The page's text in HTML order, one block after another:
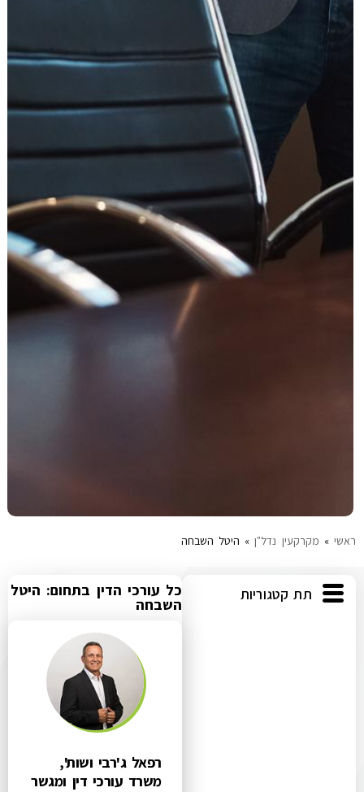
ראשי » מקרקעין נדל"ן» היטל השבחה
תת קטגוריות כל עורכי הדין בתחום: היטל
השבחה
רפאל ג'רבי ושות',
משרד עורכי דין ומגשר